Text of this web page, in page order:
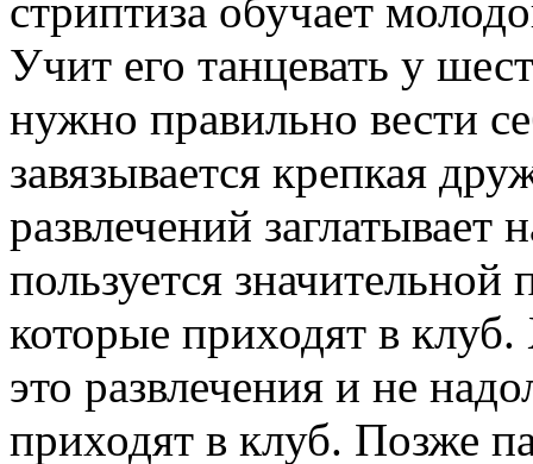
стриптиза обучает
Учит его танцевать у
нужно правильно вести
завязывается крепкая
развлечений
пользуется
которые приходят в
это развлечения и не
приходят в клуб. Позже